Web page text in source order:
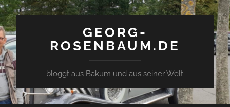
GEORG-
ROSENBAUM.DE
bloggt aus Bakum und aus seiner Welt